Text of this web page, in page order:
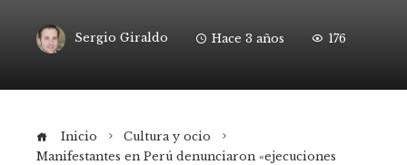
Sergio Giraldo Hace 3 años 176
Inicio
Cultura y ocio
Manifestantes en Perú denunciaron «ejecuciones